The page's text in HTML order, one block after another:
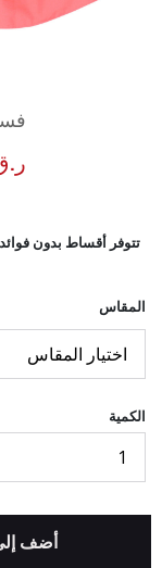
ر.ق
تتوفر أقساط بدون
المقاس
اختيار المقاس
الكمية
1
أضف